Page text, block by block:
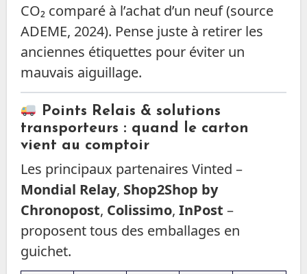
CO₂ comparé à l’achat d’un neuf (source
ADEME, 2024). Pense juste à retirer les
anciennes étiquettes pour éviter un
mauvais aiguillage.
Points Relais & solutions
transporteurs : quand le carton
vient au comptoir
Les principaux partenaires Vinted –
Mondial Relay, Shop2Shop by
Chronopost, Colissimo, InPost –
proposent tous des emballages en
guichet.